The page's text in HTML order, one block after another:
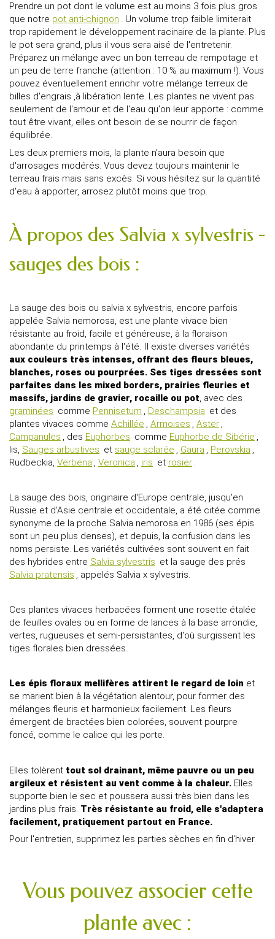
Prendre un pot dont le volume est au moins 3 fois plus gros
que notre pot anti-chignon . Un volume trop faible limiterait
trop rapidement le développement racinaire de la plante. Plus
le pot sera grand, plus il vous sera aisé de l'entretenir.
Préparez un mélange avec un bon terreau de rempotage et
un peu de terre franche (attention : 10 % au maximum !). Vous
pouvez éventuellement enrichir votre mélange terreux de
billes d'engrais ,à libération lente. Les plantes ne vivent pas
seulement de l'amour et de l'eau qu'on leur apporte : comme
tout être vivant, elles ont besoin de se nourrir de façon
équilibrée.
Les deux premiers mois, la plante n'aura besoin que
d'arrosages modérés. Vous devez toujours maintenir le
terreau frais mais sans excès. Si vous hésitez sur la quantité
d'eau à apporter, arrosez plutôt moins que trop.
À propos des Salvia x sylvestris -
sauges des bois :
La sauge des bois ou salvia x sylvestris, encore parfois
appelée Salvia nemorosa, est une plante vivace bien
résistante au froid, facile et généreuse, à la floraison
abondante du printemps à l'été. Il existe diverses variétés
aux couleurs très intenses, offrant des fleurs bleues,
blanches, roses ou pourprées. Ses tiges dressées sont
parfaites dans les mixed borders, prairies fleuries et
massifs, jardins de gravier, rocaille ou pot, avec des
graminées comme Pennisetum , Deschampsia et des
plantes vivaces comme Achillée , Armoises , Aster ,
Campanules , des Euphorbes comme Euphorbe de Sibérie ,
lis, Sauges arbustives et sauge sclarée , Gaura , Perovskia ,
Rudbeckia, Verbena , Veronica , iris et rosier .
La sauge des bois, originaire d'Europe centrale, jusqu'en
Russie et d'Asie centrale et occidentale, a été citée comme
synonyme de la proche Salvia nemorosa en 1986 (ses épis
sont un peu plus denses), et depuis, la confusion dans les
noms persiste. Les variétés cultivées sont souvent en fait
des hybrides entre Salvia sylvestris et la sauge des prés
Salvia pratensis , appelés Salvia x sylvestris.
Ces plantes vivaces herbacées forment une rosette étalée
de feuilles ovales ou en forme de lances à la base arrondie,
vertes, rugueuses et semi-persistantes, d'où surgissent les
tiges florales bien dressées.
Les épis floraux mellifères attirent le regard de loin et
se marient bien à la végétation alentour, pour former des
mélanges fleuris et harmonieux facilement. Les fleurs
émergent de bractées bien colorées, souvent pourpre
foncé, comme le calice qui les porte.
Elles tolèrent tout sol drainant, même pauvre ou un peu
argileux et résistent au vent comme à la chaleur. Elles
supporte bien le sec et poussera aussi très bien dans les
jardins plus frais. Très résistante au froid, elle s'adaptera
facilement, pratiquement partout en France.
Pour l'entretien, supprimez les parties sèches en fin d'hiver.
Vous pouvez associer cette
plante avec :